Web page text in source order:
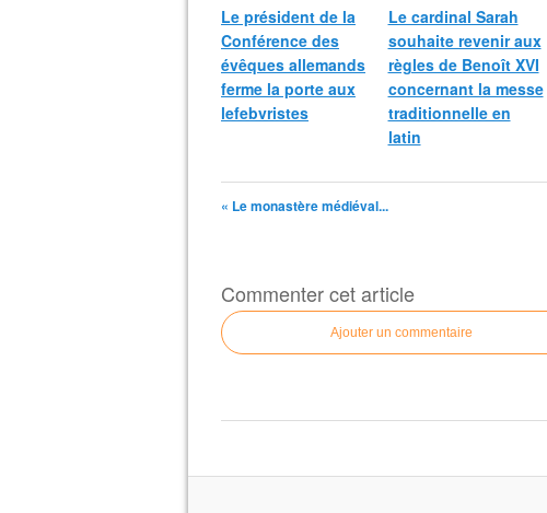
Le président de la
Conférence des
évêques allemands
ferme la porte aux
lefebvristes
Le cardinal Sarah
souhaite revenir aux
règles de Benoît XVI
concernant la messe
traditionnelle en
latin
« Le monastère médiéval...
Commenter cet article
Ajouter un commentaire